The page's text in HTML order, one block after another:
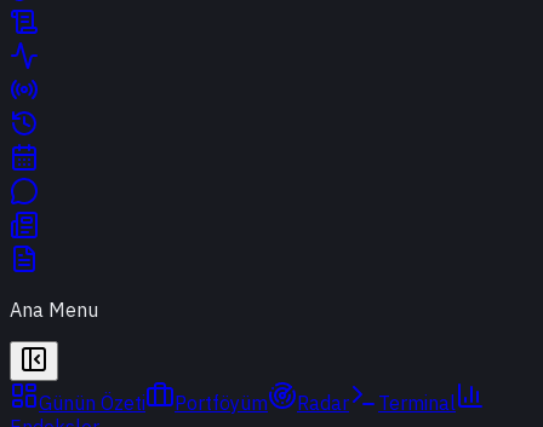
Ana Menu
Günün Özeti Portföyüm Radar
Terminal